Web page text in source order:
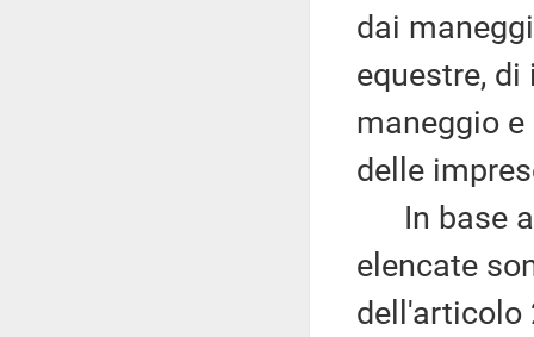
dai
equestre,
maneggio
delle
In base al
elencate
dell'articolo